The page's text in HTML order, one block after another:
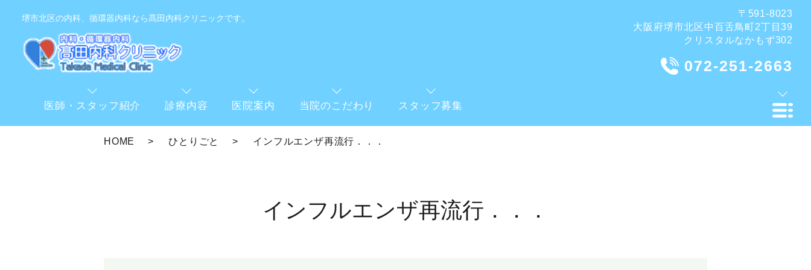
堺市北区の内科、循環器内科なら髙田内科クリニックです。
医師・スタッフ紹介 診療内容 医院案内 当院のこだわり スタッフ募集
〒591-8023
大阪府堺市北区中百舌鳥町2丁目39
クリスタルなかもず302
072-251-2663
HOME ひとりごと インフルエンザ再流行．．．
インフルエンザ再流行．．．